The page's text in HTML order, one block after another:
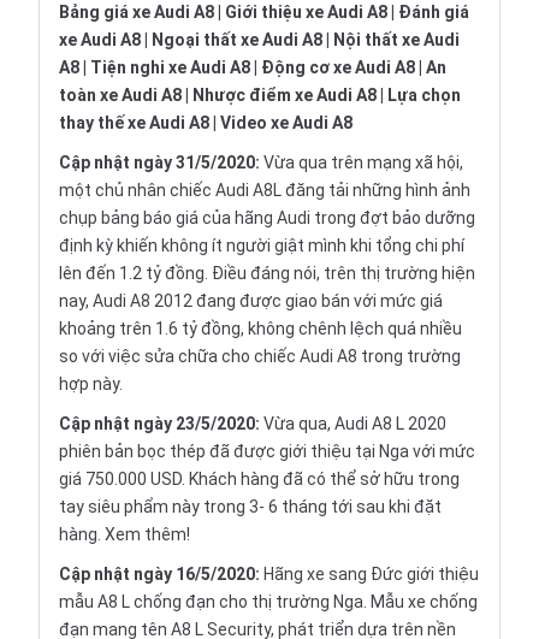
Bảng giá xe Audi A8 Giới thiệu xe Audi A8
Đánh giá
xe Audi A8
Ngoại thất xe Audi A8
Nội thất xe Audi
A8
Tiện nghi xe Audi A8 Động cơ xe Audi A8 An
toàn xe Audi A8
Nhược điểm xe Audi A8
Lựa chọn
thay thế xe Audi A8 Video xe Audi A8
Cập nhật ngày 31/5/2020: Vừa qua trên mạng xã hội,
một chủ nhân chiếc Audi A8L đăng tải những hình ảnh
chụp bảng báo giá của hãng Audi trong đợt bảo dưỡng
định kỳ khiến không ít người giật mình khi tổng chi phí
lên đến 1.2 tỷ đồng. Điều đáng nói, trên thị trường hiện
nay, Audi A8 2012 đang được giao bán với mức giá
khoảng trên 1.6 tỷ đồng, không chênh lệch quá nhiều
so với việc sửa chữa cho chiếc Audi A8 trong trường
hợp này.
Cập nhật ngày 23/5/2020: Vừa qua, Audi A8 L 2020
phiên bản bọc thép đã được giới thiệu tại Nga với mức
giá 750.000 USD. Khách hàng đã có thể sở hữu trong
tay siêu phẩm này trong 3- 6 tháng tới sau khi đặt
hàng. Xem thêm!
Cập nhật ngày 16/5/2020: Hãng xe sang Đức giới thiệu
mẫu A8 L chống đạn cho thị trường Nga. Mẫu xe chống
đạn mang tên A8 L Security, phát triển dựa trên nền